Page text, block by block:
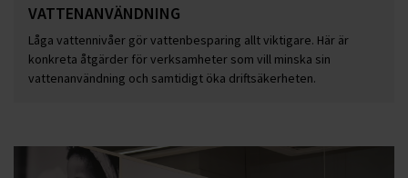
VATTENANVÄNDNING
Låga vattennivåer gör vattenbesparing allt viktigare. Här är
konkreta åtgärder för verksamheter som vill minska sin
vattenanvändning och samtidigt öka driftsäkerheten.